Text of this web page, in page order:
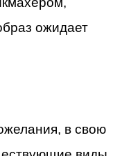
ожидает
в свою